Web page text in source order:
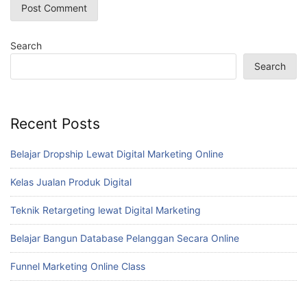
Search
Search
Recent Posts
Belajar Dropship Lewat Digital Marketing Online
Kelas Jualan Produk Digital
Teknik Retargeting lewat Digital Marketing
Belajar Bangun Database Pelanggan Secara Online
Funnel Marketing Online Class